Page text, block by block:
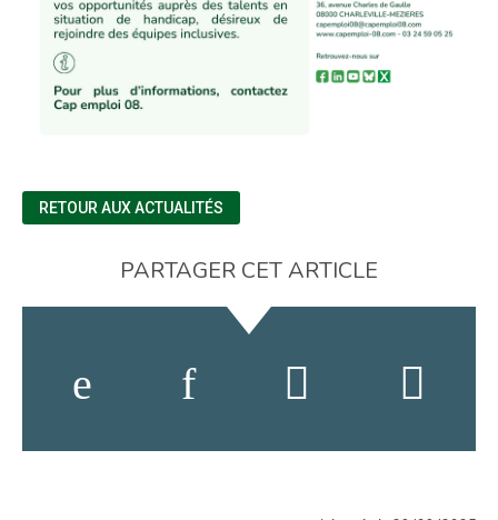
RETOUR AUX ACTUALITÉS
PARTAGER CET ARTICLE